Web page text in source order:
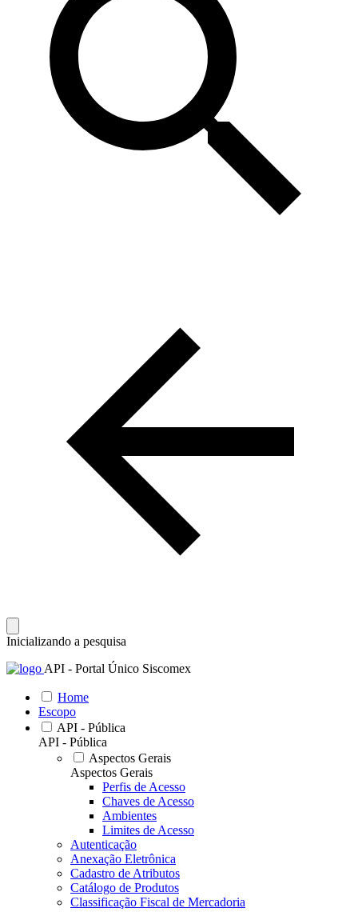
Inicializando a pesquisa
API - Portal Único Siscomex
Home
Escopo
API - Pública
API - Pública
Aspectos Gerais
Aspectos Gerais
Perfis de Acesso
Chaves de Acesso
Ambientes
Limites de Acesso
Autenticação
Anexação Eletrônica
Cadastro de Atributos
Catálogo de Produtos
Classificação Fiscal de Mercadoria